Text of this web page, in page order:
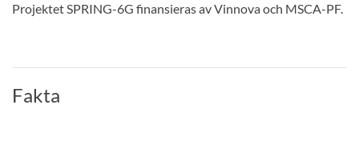
Projektet SPRING-6G finansieras av Vinnova och MSCA-PF.
Fakta